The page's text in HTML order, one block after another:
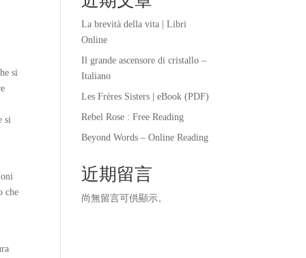
si
si
che
La brevità della vita | Libri
Online
Il grande ascensore di cristallo –
Italiano
Les Frères Sisters | eBook (PDF)
Rebel Rose : Free Reading
Beyond Words – Online Reading
近期留言
尚無留言可供顯示。